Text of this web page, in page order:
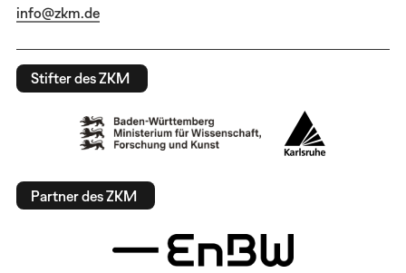
info@zkm.de
Stifter des ZKM
Partner des ZKM